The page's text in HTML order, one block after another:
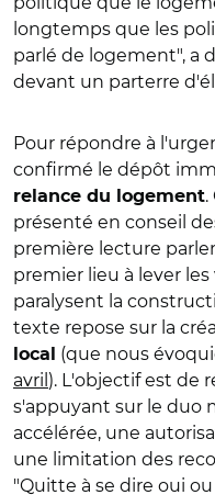
longtemps que les
parlé de logement", a
devant un parterre
Pour répondre à
confirmé le dépôt
relance du logement.
présenté en conseil
première lecture
premier lieu à lever
paralysent la
texte repose sur la
local
(que nous
avril ). L'objectif est de
s'appuyant sur le duo
accélérée, une
une limitation des
"Quitte à se dire oui